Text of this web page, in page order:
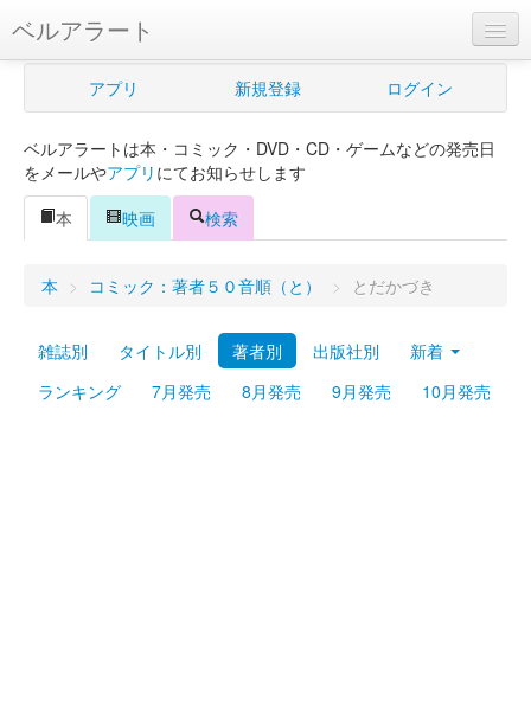
ベルアラート
ベルアラートとは
新規登録
ログイン
Myシェルフ
プレミアム
アプリ 新規登録 ログイン
ベルアラートは本・コミック・DVD・CD・ゲームなどの発売日
をメールやアプリ にてお知らせします
本
映画 検索
本 > コミック：著者５０音順（と） > とだかづき
雑誌別 タイトル別 著者別 出版社別
新着
ランキング
7月発売 8月発売 9月発売 10月発売